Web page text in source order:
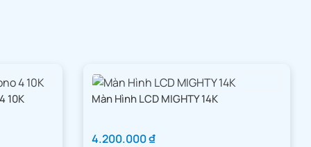
10K Màn Hình LCD MIGHTY 14K
4.200.000₫